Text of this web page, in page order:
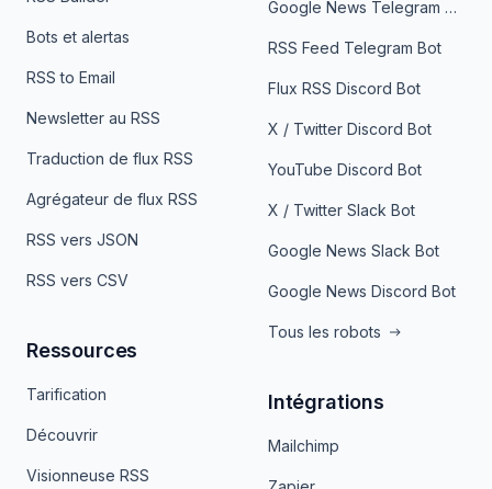
Bots et alertas
RSS to Email
Newsletter au RSS
Traduction de flux RSS
Agrégateur de flux RSS
RSS vers JSON
RSS vers CSV
Ressources
Tarification
Découvrir
Visionneuse RSS
Google News Telegram Bot
RSS Feed Telegram Bot
Flux RSS Discord Bot
X / Twitter Discord Bot
YouTube Discord Bot
X / Twitter Slack Bot
Google News Slack Bot
Google News Discord Bot
Tous les robots
Intégrations
Mailchimp